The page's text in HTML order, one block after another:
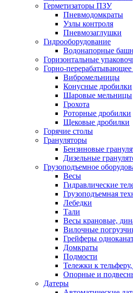
Герметизаторы ПЗУ
Пневмодомкраты
Узлы контроля
Пневмозаглушки
Гидрооборудование
Водонапорные
Горизонтальные
Горно-перерабатывающее
Вибромельницы
Конусные дробилки
Шаровые мельницы
Грохота
Роторные дробилки
Щековые дробилки
Горячие столы
Грануляторы
Бензиновые
Дизельные
Грузоподъемное
Весы
Гидравлические
Грузоподъемная
Лебедки
Тали
Весы крановые,
Вилочные
Грейферы
Домкраты
Подмости
Тележки к
Опорные и
Датеры